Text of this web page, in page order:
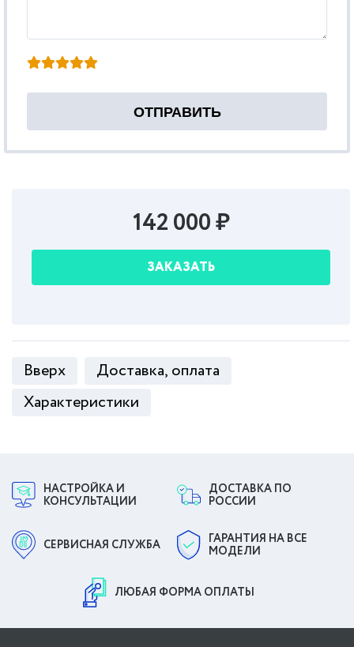
142 000 ₽
ЗАКАЗАТЬ
Вверх
Доставка, оплата
Характеристики
НАСТРОЙКА И
КОНСУЛЬТАЦИИ
ДОСТАВКА ПО
РОССИИ
СЕРВИСНАЯ СЛУЖБА
ГАРАНТИЯ НА ВСЕ
МОДЕЛИ
ЛЮБАЯ ФОРМА ОПЛАТЫ